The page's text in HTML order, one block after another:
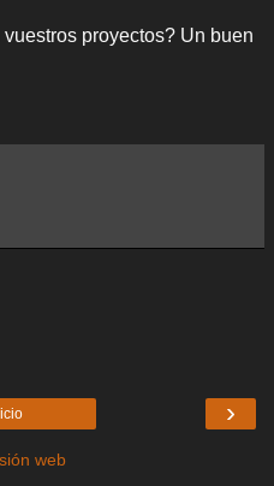
proyectos? Un buen
›
web